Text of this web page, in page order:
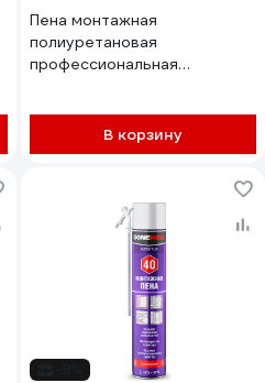
Пена монтажная
полиуретановая
профессиональная
В корзину